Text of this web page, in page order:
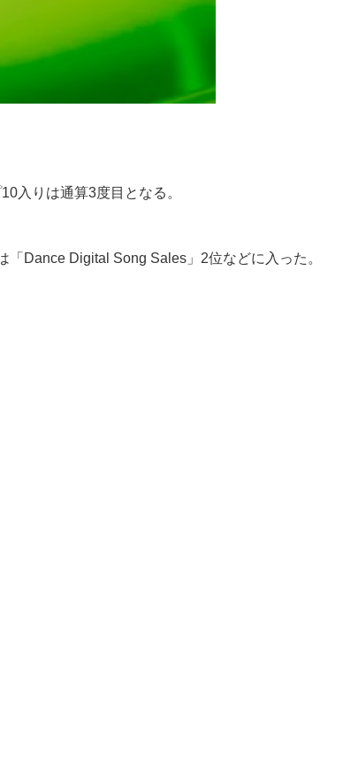
入りは通算3度目となる。
Dance Digital Song Sales」2位などに入った。